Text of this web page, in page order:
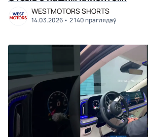
WESTMOTORS SHORTS
14.03.2026 2 140 праглядаў